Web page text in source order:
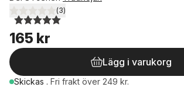
5,0utav 5 stjärnor. Totalt antal röster:
(3)
165 kr
Lägg i varukorg
Skickas . Fri frakt över 249 kr.